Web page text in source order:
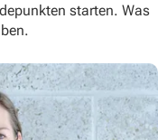
starten. Was